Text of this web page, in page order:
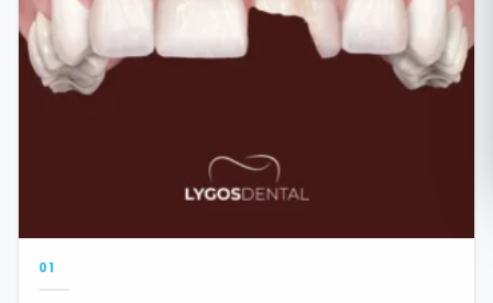
Română
Русский
01